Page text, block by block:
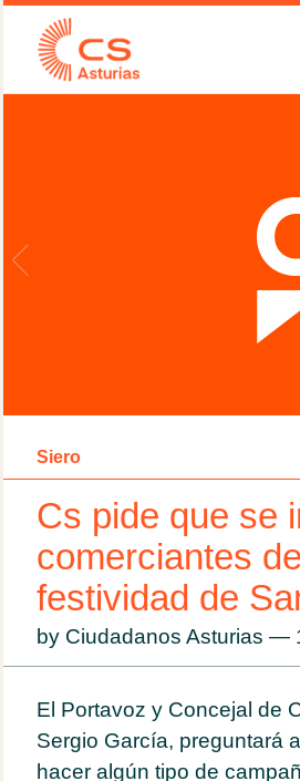
Siero
Cs pide que se
comerciantes
festividad de
by Ciudadanos Asturias —
El Portavoz y Concejal de
Sergio García, preguntará
hacer algún tipo de